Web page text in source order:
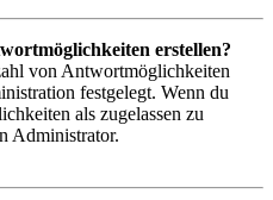
erstellen?
von Antwortmöglichkeiten
festgelegt. Wenn du
als zugelassen zu
Administrator.